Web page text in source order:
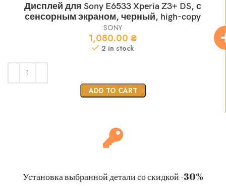
Дисплей для Sony E6533 Xperia Z3+ DS, с
сенсорным экраном, черный, high-copy
SONY
1,080.00 ₴
2 in stock
ADD TO CART
Установка выбранной детали со скидкой -30%